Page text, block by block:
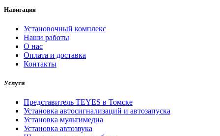
Навигация
Установочный комплекс
Наши работы
О нас
Оплата и доставка
Контакты
Услуги
Представитель TEYES в Томске
Установка автосигнализаций и автозапуска
Установка мультимедиа
Установка автозвука